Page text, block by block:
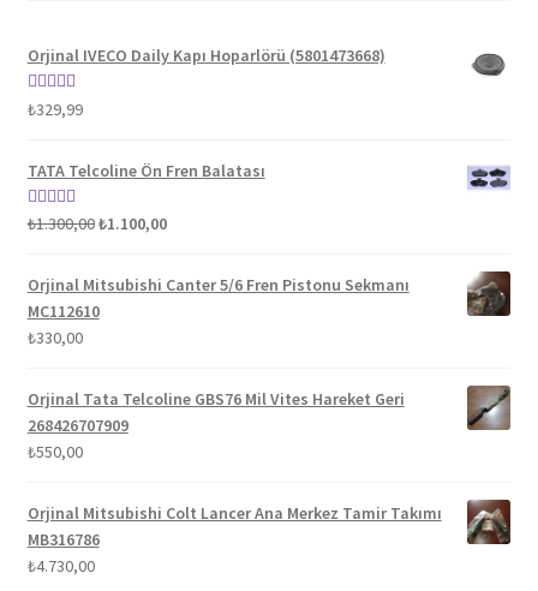
Orjinal IVECO Daily Kapı Hoparlörü (5801473668)
5 üzerinden
₺329,99
TATA Telcoline Ön Fren Balatası
5 üzerinden
₺1.300,00Orijinal
₺1.300,00.
₺1.100,00Şu
fiyat:
Orjinal Mitsubishi Canter 5/6 Fren Pistonu Sekmanı
MC112610
₺330,00
Orjinal Tata Telcoline GBS76 Mil Vites Hareket Geri
268426707909
₺550,00
Orjinal Mitsubishi Colt Lancer Ana Merkez Tamir Takımı
MB316786
₺4.730,00